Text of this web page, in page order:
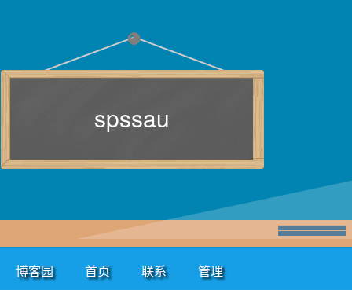
spssau
博客园 首页 联系 管理